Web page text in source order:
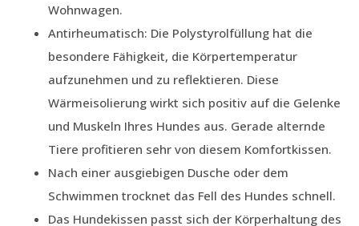
Wohnwagen.
Antirheumatisch: Die Polystyrolfüllung hat die
besondere Fähigkeit, die Körpertemperatur
aufzunehmen und zu reflektieren. Diese
Wärmeisolierung wirkt sich positiv auf die Gelenke
und Muskeln Ihres Hundes aus. Gerade alternde
Tiere profitieren sehr von diesem Komfortkissen.
Nach einer ausgiebigen Dusche oder dem
Schwimmen trocknet das Fell des Hundes schnell.
Das Hundekissen passt sich der Körperhaltung des